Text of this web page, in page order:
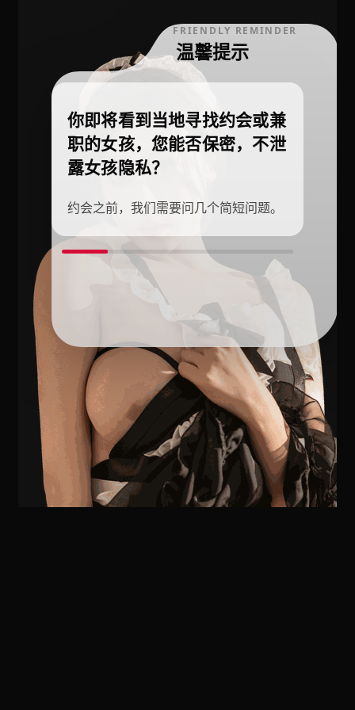
FRIENDLY REMINDER
温馨提示
你即将看到当地寻找约会或兼
职的女孩，您能否保密，不泄
露女孩隐私？
约会之前，我们需要问几个简短问题。